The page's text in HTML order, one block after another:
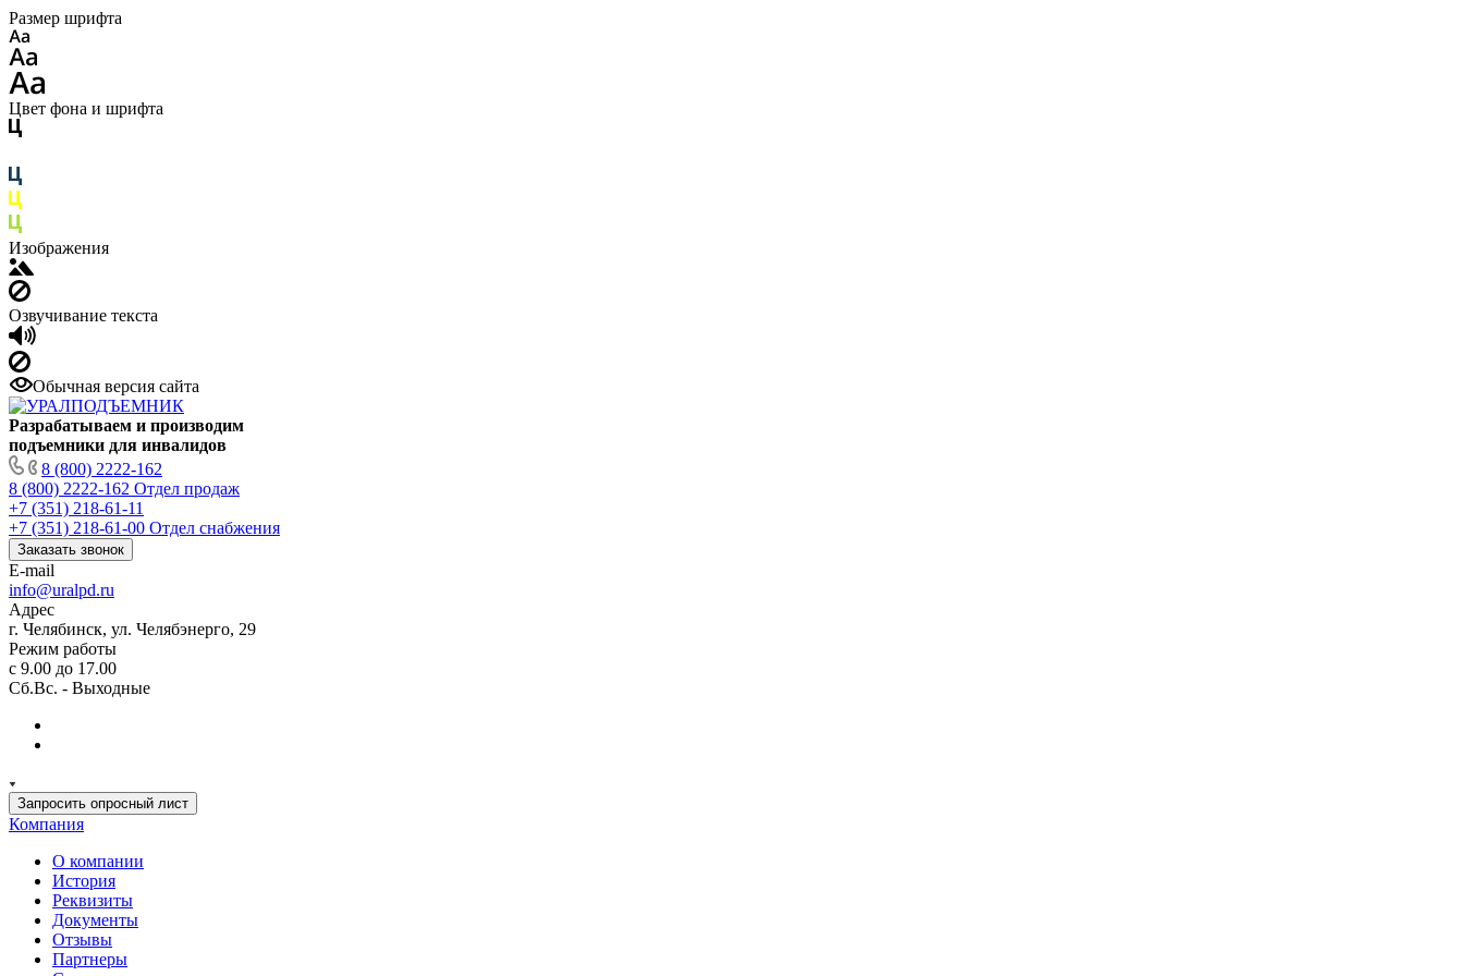
Размер шрифта
Цвет фона и шрифта
Изображения
Озвучивание текста
Обычная версия сайта
Разрабатываем и производим
подъемники для инвалидов
8 (800) 2222-162
8 (800) 2222-162 Отдел продаж
+7 (351) 218-61-11
+7 (351) 218-61-00 Отдел снабжения
Заказать звонок
E-mail
info@uralpd.ru
Адрес
г. Челябинск, ул. Челябэнерго, 29
Режим работы
с 9.00 до 17.00
Сб.Вс. - Выходные
Запросить опросный лист
Компания
О компании
История
Реквизиты
Документы
Отзывы
Партнеры